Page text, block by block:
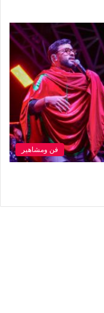
فن ومشاهير